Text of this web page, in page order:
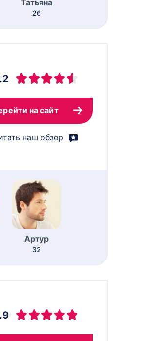
Татьяна
26
на сайт
наш обзор
Артур
32